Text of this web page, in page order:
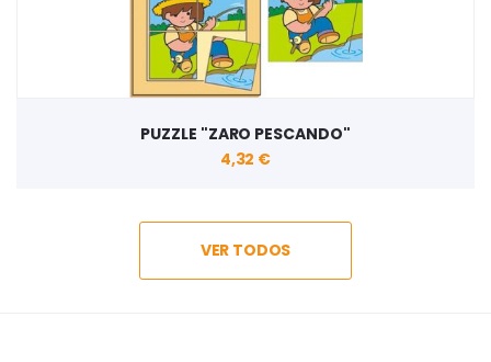
PUZZLE "ZARO PESCANDO"
4,32 €
VER TODOS